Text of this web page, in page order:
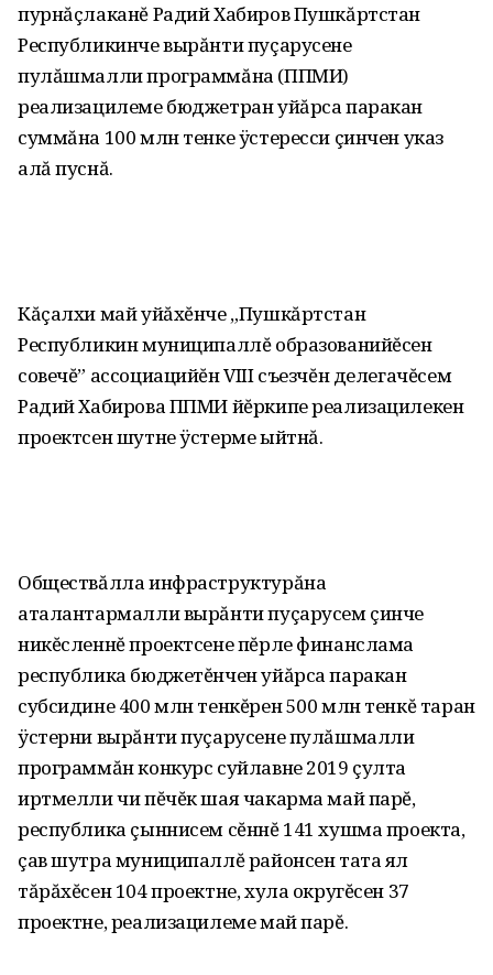
пурнăçлаканĕ Радий Хабиров Пушкăртстан
Республикинче вырăнти пуçарусене
пулăшмалли программăна (ППМИ)
реализацилеме бюджетран уйăрса паракан
суммăна 100 млн тенке ÿстересси çинчен указ
алă пуснă.
Кăçалхи май уйăхĕнче „Пушкăртстан
Республикин муниципаллĕ образованийĕсен
совечĕ” ассоциацийĕн VIII съезчĕн делегачĕсем
Радий Хабирова ППМИ йĕркипе реализацилекен
проектсен шутне ÿстерме ыйтнă.
Обществăлла инфраструктурăна
аталантармалли вырăнти пуçарусем çинче
никĕсленнĕ проектсене пĕрле финанслама
республика бюджетĕнчен уйăрса паракан
субсидине 400 млн тенкĕрен 500 млн тенкĕ таран
ÿстерни вырăнти пуçарусене пулăшмалли
программăн конкурс суйлавне 2019 çулта
иртмелли чи пĕчĕк шая чакарма май парĕ,
республика çыннисем сĕннĕ 141 хушма проекта,
çав шутра муниципаллĕ районсен тата ял
тăрăхĕсен 104 проектне, хула округĕсен 37
проектне, реализацилеме май парĕ.